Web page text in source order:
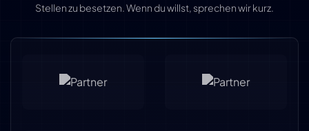
Stellen zu besetzen. Wenn du willst, sprechen wir kurz.